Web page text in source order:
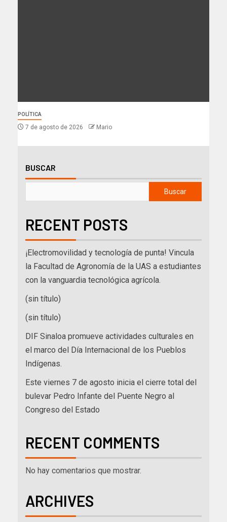
POLÍTICA
7 de agosto de 2026 Mario
BUSCAR
Buscar
RECENT POSTS
¡Electromovilidad y tecnología de punta! Vincula
la Facultad de Agronomía de la UAS a estudiantes
con la vanguardia tecnológica agrícola.
(sin título)
(sin título)
DIF Sinaloa promueve actividades culturales en
el marco del Día Internacional de los Pueblos
Indígenas.
Este viernes 7 de agosto inicia el cierre total del
bulevar Pedro Infante del Puente Negro al
Congreso del Estado
RECENT COMMENTS
No hay comentarios que mostrar.
ARCHIVES